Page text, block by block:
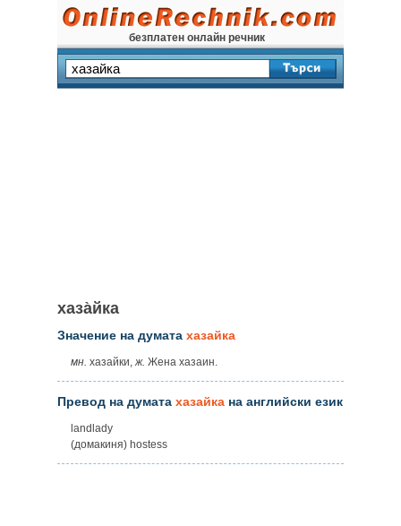
безплатен онлайн речник
хаза̀йка
Значение на думата хазайка
мн. хазайки,ж. Жена хазаин.
Превод на думата хазайка на английски език
landlady
(домакиня) hostess